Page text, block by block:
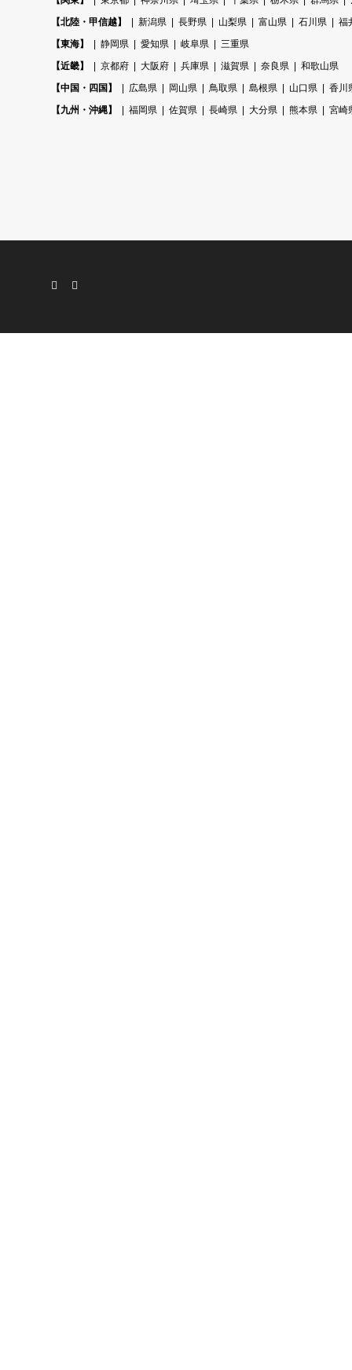
【北陸・甲信越】
新潟県 長野県 山梨県 富山県 石川県
福
【東海】
静岡県 愛知県 岐阜県
三重県
【近畿】
京都府 大阪府 兵庫県 滋賀県 奈良県
和歌山県
【中国・四国】
広島県 岡山県 鳥取県 島根県 山口県
香川
【九州・沖縄】
福岡県 佐賀県 長崎県 大分県 熊本県 宮崎